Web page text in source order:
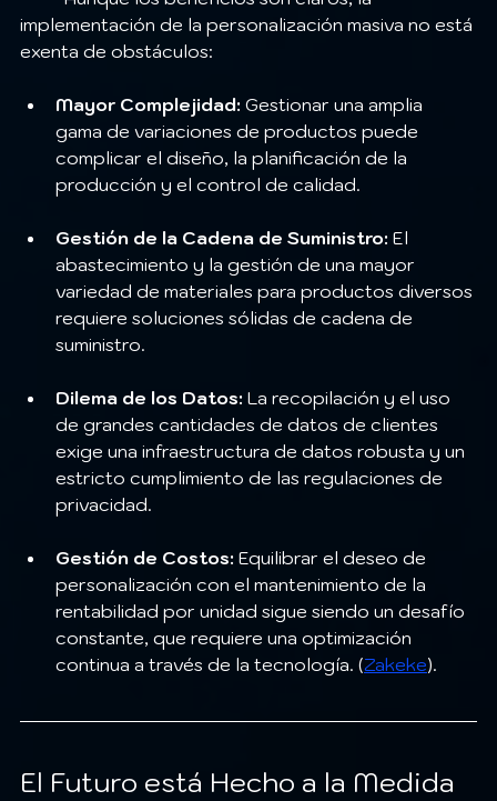
implementación de la personalización masiva no está
exenta de obstáculos:
Mayor Complejidad: Gestionar una amplia
gama de variaciones de productos puede
complicar el diseño, la planificación de la
producción y el control de calidad.
Gestión de la Cadena de Suministro: El
abastecimiento y la gestión de una mayor
variedad de materiales para productos diversos
requiere soluciones sólidas de cadena de
suministro.
Dilema de los Datos: La recopilación y el uso
de grandes cantidades de datos de clientes
exige una infraestructura de datos robusta y un
estricto cumplimiento de las regulaciones de
privacidad.
Gestión de Costos: Equilibrar el deseo de
personalización con el mantenimiento de la
rentabilidad por unidad sigue siendo un desafío
constante, que requiere una optimización
continua a través de la tecnología. (Zakeke).
El Futuro está Hecho a la Medida